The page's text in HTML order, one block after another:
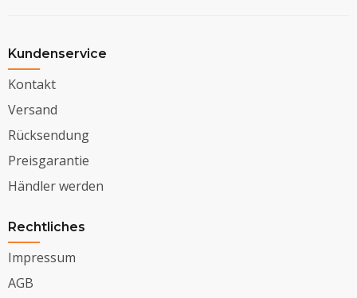
Kundenservice
Kontakt
Versand
Rücksendung
Preisgarantie
Händler werden
Rechtliches
Impressum
AGB